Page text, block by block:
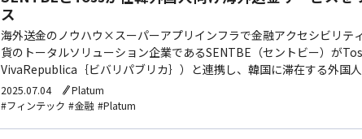
ス
海外送金のノウハウ×スーパーアプリインフラで金融アクセシビリテ
貨のトータルソリューション企業であるSENTBE（セントビー）が
VivaRepublica｛ビバリパブリカ｝）と連携し、韓国に滞在する外国
した海外送金サービスをリリースした。今回の提携により、外国…
2025.07.04
Platum
#フィンテック #金融 #Platum